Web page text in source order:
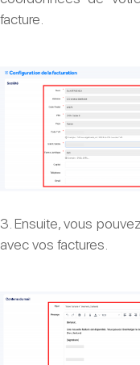
facture.
3. Ensuite, vous
avec vos factures.